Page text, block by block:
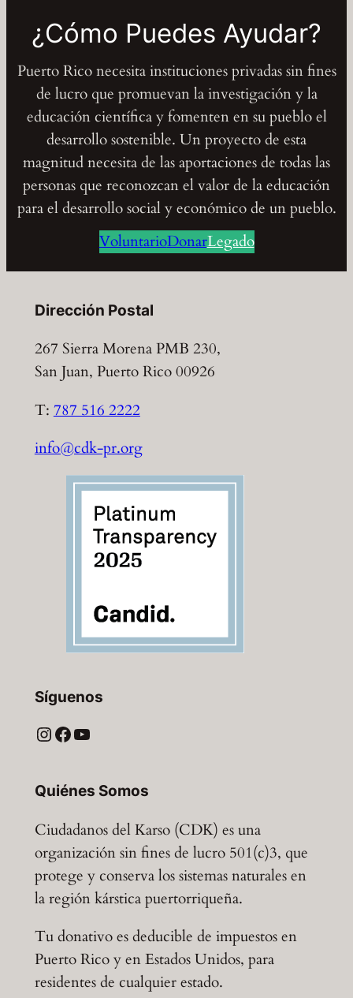
¿Cómo Puedes Ayudar?
Puerto Rico necesita instituciones privadas sin fines
de lucro que promuevan la investigación y la
educación científica y fomenten en su pueblo el
desarrollo sostenible. Un proyecto de esta
magnitud necesita de las aportaciones de todas las
personas que reconozcan el valor de la educación
para el desarrollo social y económico de un pueblo.
VoluntarioDonarLegado
Dirección Postal
267 Sierra Morena PMB 230,
San Juan, Puerto Rico 00926
T: 787 516 2222
info@cdk-pr.org
Síguenos
Instagram Facebook YouTube
Quiénes Somos
Ciudadanos del Karso (CDK) es una
organización sin fines de lucro 501(c)3, que
protege y conserva los sistemas naturales en
la región kárstica puertorriqueña.
Tu donativo es deducible de impuestos en
Puerto Rico y en Estados Unidos, para
residentes de cualquier estado.